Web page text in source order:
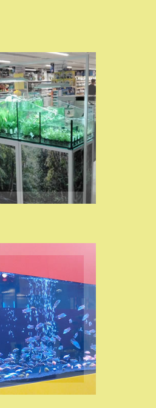
PER
PIANTE
VISITA
ACQUARI E
SUPPORTI SU
MISURA
VISITA